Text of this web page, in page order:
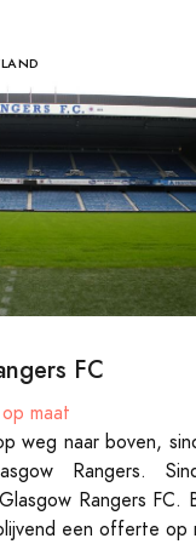
FC
maat
weg naar boven,
Rangers.
Rangers FC.
een offerte op